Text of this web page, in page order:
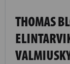
THOMAS